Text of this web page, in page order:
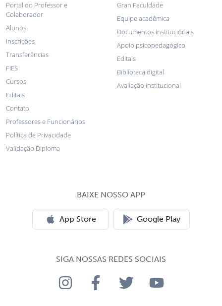
Portal do Professor e
Colaborador
Alunos
Inscrições
Transferências
FIES
Cursos
Editais
Contato
Professores e Funcionários
Política de Privacidade
Validação Diploma
Gran Faculdade
Equipe acadêmica
Documentos institucionais
Apoio psicopedagógico
Editais
Biblioteca digital
Avaliação institucional
BAIXE NOSSO APP
App Store Google Play
SIGA NOSSAS REDES SOCIAIS